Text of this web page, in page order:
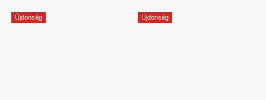
Újdonság Újdonság